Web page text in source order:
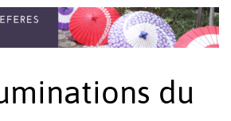
du